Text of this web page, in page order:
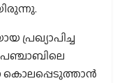
പ്രഖ്യാപിച്ച